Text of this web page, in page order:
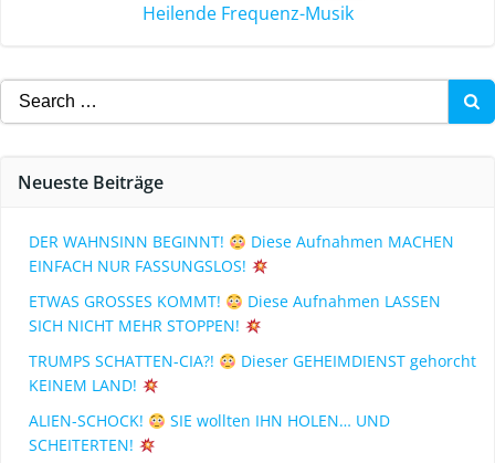
Heilende Frequenz-Musik
Neueste Beiträge
DER WAHNSINN BEGINNT!
Diese Aufnahmen MACHEN
EINFACH NUR FASSUNGSLOS!
ETWAS GROSSES KOMMT!
Diese Aufnahmen LASSEN
SICH NICHT MEHR STOPPEN!
TRUMPS SCHATTEN-CIA?!
Dieser GEHEIMDIENST gehorcht
KEINEM LAND!
ALIEN-SCHOCK!
SIE wollten IHN HOLEN… UND
SCHEITERTEN!